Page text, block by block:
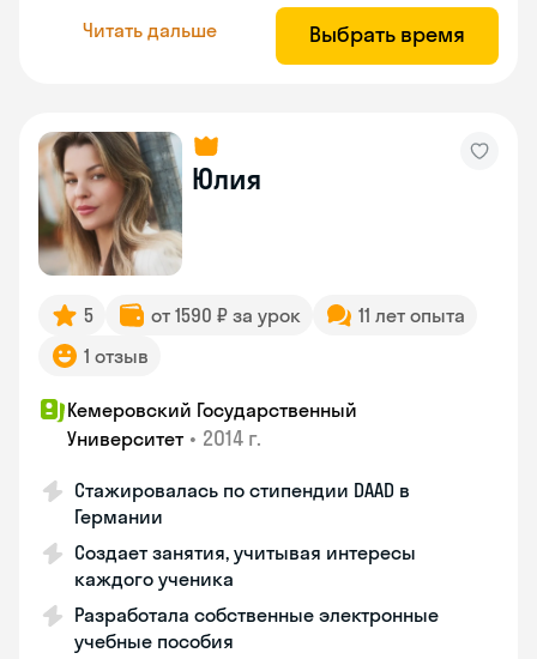
Читать дальше Выбрать время
Юлия
5 от 1590 ₽ за урок
11 лет опыта
1 отзыв
Кемеровский Государственный
Университет • 2014 г.
Стажировалась по стипендии DAAD в
Германии
Создает занятия, учитывая интересы
каждого ученика
Разработала собственные электронные
учебные пособия